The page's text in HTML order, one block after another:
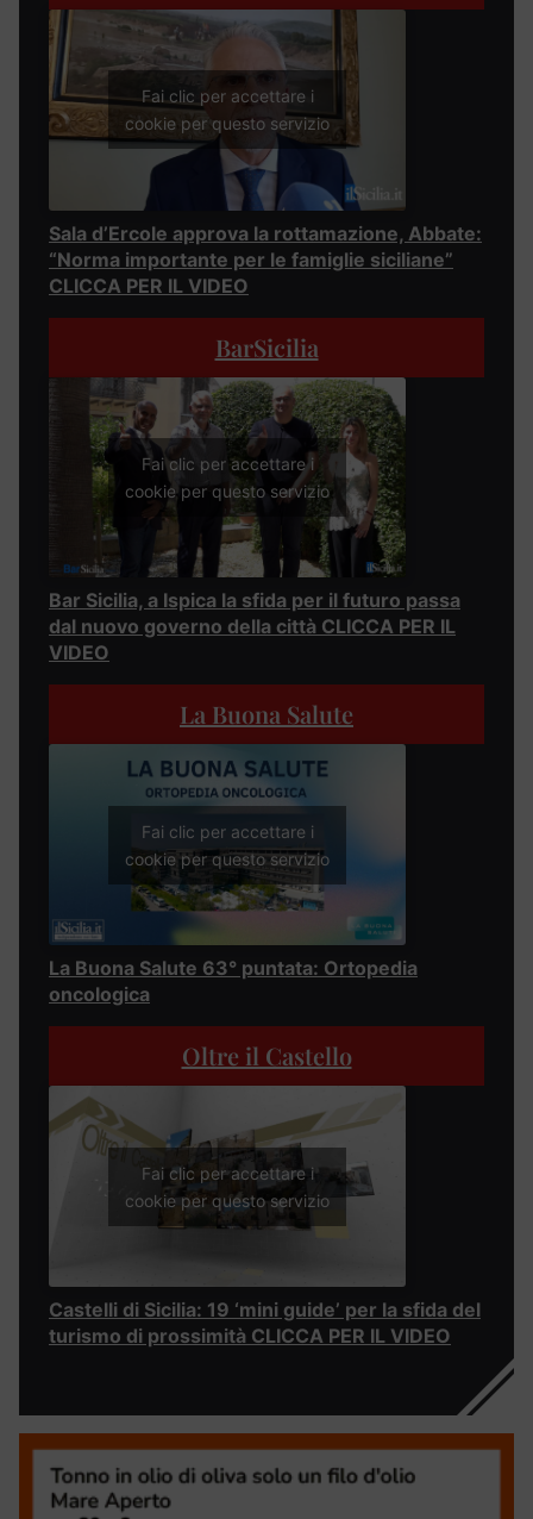
Fai clic per accettare i
cookie per questo servizio
Sala d’Ercole approva la rottamazione, Abbate:
“Norma importante per le famiglie siciliane”
CLICCA PER IL VIDEO
BarSicilia
Fai clic per accettare i
cookie per questo servizio
Bar Sicilia, a Ispica la sfida per il futuro passa
dal nuovo governo della città CLICCA PER IL
VIDEO
La Buona Salute
Fai clic per accettare i
cookie per questo servizio
La Buona Salute 63° puntata: Ortopedia
oncologica
Oltre il Castello
Fai clic per accettare i
cookie per questo servizio
Castelli di Sicilia: 19 ‘mini guide’ per la sfida del
turismo di prossimità CLICCA PER IL VIDEO